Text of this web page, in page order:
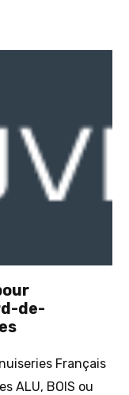
de-
Français
ALU, BOIS ou